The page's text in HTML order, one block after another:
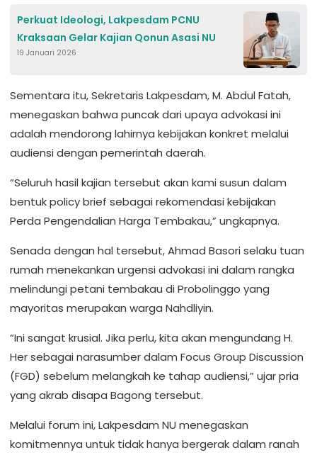
Perkuat Ideologi, Lakpesdam PCNU
Kraksaan Gelar Kajian Qonun Asasi NU
19 Januari 2026
Sementara itu, Sekretaris Lakpesdam, M. Abdul Fatah,
menegaskan bahwa puncak dari upaya advokasi ini
adalah mendorong lahirnya kebijakan konkret melalui
audiensi dengan pemerintah daerah.
“Seluruh hasil kajian tersebut akan kami susun dalam
bentuk policy brief sebagai rekomendasi kebijakan
Perda Pengendalian Harga Tembakau,” ungkapnya.
Senada dengan hal tersebut, Ahmad Basori selaku tuan
rumah menekankan urgensi advokasi ini dalam rangka
melindungi petani tembakau di Probolinggo yang
mayoritas merupakan warga Nahdliyin.
“Ini sangat krusial. Jika perlu, kita akan mengundang H.
Her sebagai narasumber dalam Focus Group Discussion
(FGD) sebelum melangkah ke tahap audiensi,” ujar pria
yang akrab disapa Bagong tersebut.
Melalui forum ini, Lakpesdam NU menegaskan
komitmennya untuk tidak hanya bergerak dalam ranah